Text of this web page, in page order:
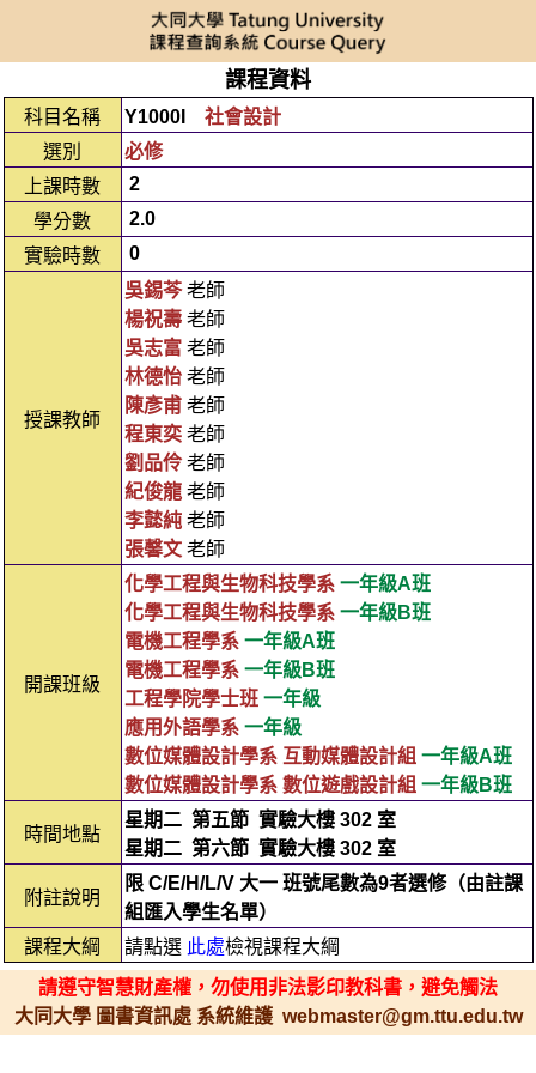
課程資料
科目名稱 Y1000I
社會設計
選別
必修
上課時數
2
學分數
2.0
實驗時數
0
授課教師
吳錫芩老師
楊祝壽老師
吳志富老師
林德怡老師
陳彥甫老師
程東奕老師
劉品伶老師
紀俊龍老師
李懿純老師
張馨文老師
開課班級
化學工程與生物科技學系 一年級A班
化學工程與生物科技學系 一年級B班
電機工程學系 一年級A班
電機工程學系 一年級B班
工程學院學士班 一年級
應用外語學系 一年級
數位媒體設計學系 互動媒體設計組 一年級A班
數位媒體設計學系 數位遊戲設計組 一年級B班
時間地點
星期二 第五節 實驗大樓 302 室
星期二 第六節 實驗大樓 302 室
附註說明
限 C/E/H/L/V 大一 班號尾數為9者選修（由註課
組匯入學生名單）
課程大綱
請點選 此處檢視課程大綱
請遵守智慧財產權，勿使用非法影印教科書，避免觸法
大同大學 圖書資訊處 系統維護 webmaster@gm.ttu.edu.tw